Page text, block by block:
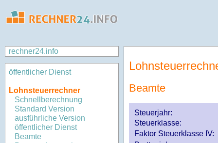
rechner24.info
öffentlicher Dienst
Lohnsteuerrechner
Schnellberechnung
Standard Version
ausführliche Version
öffentlicher Dienst
Beamte
Beamte
Steuerjahr:
Steuerklasse:
Faktor Steuerklasse IV: